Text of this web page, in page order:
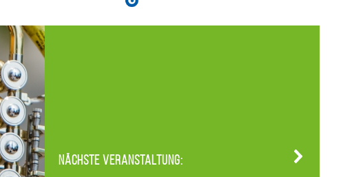
Nächste Veranstaltung: